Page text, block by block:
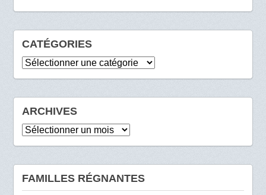
CATÉGORIES
Catégories
ARCHIVES
Archives
FAMILLES RÉGNANTES